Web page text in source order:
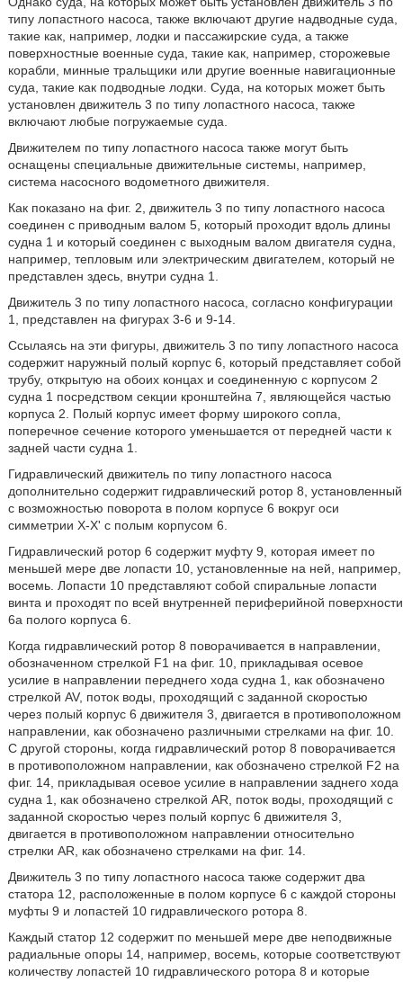
типу лопастного насоса, также включают другие надводные суда,
такие как, например, лодки и пассажирские суда, а также
поверхностные военные суда, такие как, например, сторожевые
корабли, минные тральщики или другие военные навигационные
суда, такие как подводные лодки. Суда, на которых может быть
установлен движитель 3 по типу лопастного насоса, также
включают любые погружаемые суда.
Движителем по типу лопастного насоса также могут быть
оснащены специальные движительные системы, например,
система насосного водометного движителя.
Как показано на фиг. 2, движитель 3 по типу лопастного насоса
соединен с приводным валом 5, который проходит вдоль длины
судна 1 и который соединен с выходным валом двигателя судна,
например, тепловым или электрическим двигателем, который не
представлен здесь, внутри судна 1.
Движитель 3 по типу лопастного насоса, согласно конфигурации
1, представлен на фигурах 3-6 и 9-14.
Ссылаясь на эти фигуры, движитель 3 по типу лопастного насоса
содержит наружный полый корпус 6, который представляет собой
трубу, открытую на обоих концах и соединенную с корпусом 2
судна 1 посредством секции кронштейна 7, являющейся частью
корпуса 2. Полый корпус имеет форму широкого сопла,
поперечное сечение которого уменьшается от передней части к
задней части судна 1.
Гидравлический движитель по типу лопастного насоса
дополнительно содержит гидравлический ротор 8, установленный
с возможностью поворота в полом корпусе 6 вокруг оси
симметрии X-X' с полым корпусом 6.
Гидравлический ротор 6 содержит муфту 9, которая имеет по
меньшей мере две лопасти 10, установленные на ней, например,
восемь. Лопасти 10 представляют собой спиральные лопасти
винта и проходят по всей внутренней периферийной поверхности
6a полого корпуса 6.
Когда гидравлический ротор 8 поворачивается в направлении,
обозначенном стрелкой F1 на фиг. 10, прикладывая осевое
усилие в направлении переднего хода судна 1, как обозначено
стрелкой AV, поток воды, проходящий с заданной скоростью
через полый корпус 6 движителя 3, двигается в противоположном
направлении, как обозначено различными стрелками на фиг. 10.
С другой стороны, когда гидравлический ротор 8 поворачивается
в противоположном направлении, как обозначено стрелкой F2 на
фиг. 14, прикладывая осевое усилие в направлении заднего хода
судна 1, как обозначено стрелкой AR, поток воды, проходящий с
заданной скоростью через полый корпус 6 движителя 3,
двигается в противоположном направлении относительно
стрелки AR, как обозначено стрелками на фиг. 14.
Движитель 3 по типу лопастного насоса также содержит два
статора 12, расположенные в полом корпусе 6 с каждой стороны
муфты 9 и лопастей 10 гидравлического ротора 8.
Каждый статор 12 содержит по меньшей мере две неподвижные
радиальные опоры 14, например, восемь, которые соответствуют
количеству лопастей 10 гидравлического ротора 8 и которые